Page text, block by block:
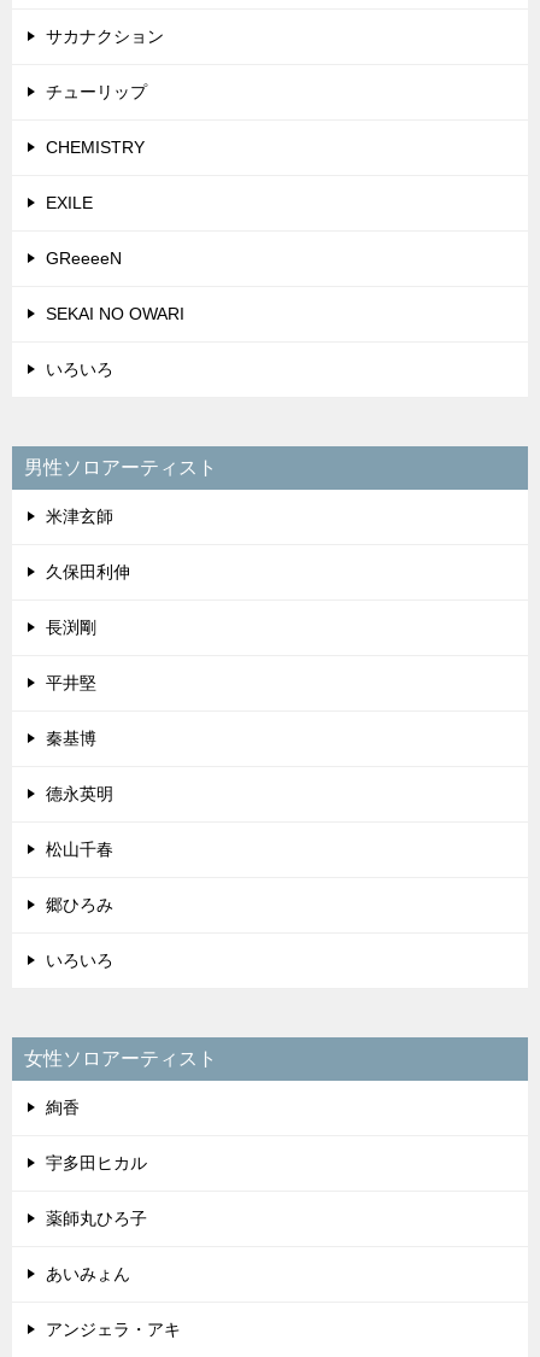
サカナクション
チューリップ
CHEMISTRY
EXILE
GReeeeN
SEKAI NO OWARI
いろいろ
男性ソロアーティスト
米津玄師
久保田利伸
長渕剛
平井堅
秦基博
德永英明
松山千春
郷ひろみ
いろいろ
女性ソロアーティスト
絢香
宇多田ヒカル
薬師丸ひろ子
あいみょん
アンジェラ・アキ